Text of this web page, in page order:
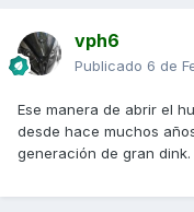
vph6
Publicado 6 de
Ese manera de abrir el
desde hace muchos
generación de gran